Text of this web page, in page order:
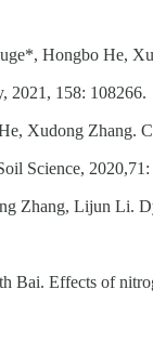
Hongbo He,
2021, 158: 108266.
Xudong Zhang.
Science, 2020,
Zhang, Lijun Li.
Bai. Effects of